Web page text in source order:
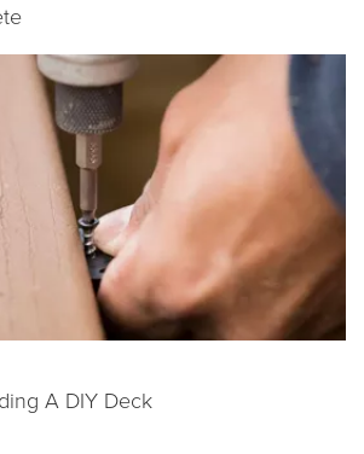
A DIY Deck